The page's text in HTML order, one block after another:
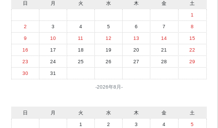
2026年8月
日 月 火 水 木 金 土
1
2 3 4 5 6 7 8
9 10 11 12 13 14 15
16 17 18 19 20 21 22
23 24 25 26 27 28 29
30 31
日 月 火 水 木 金 土
1 2 3 4 5